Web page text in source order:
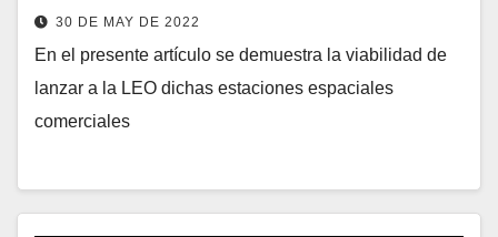
30 DE MAY DE 2022
En el presente artículo se demuestra la viabilidad de
lanzar a la LEO dichas estaciones espaciales
comerciales